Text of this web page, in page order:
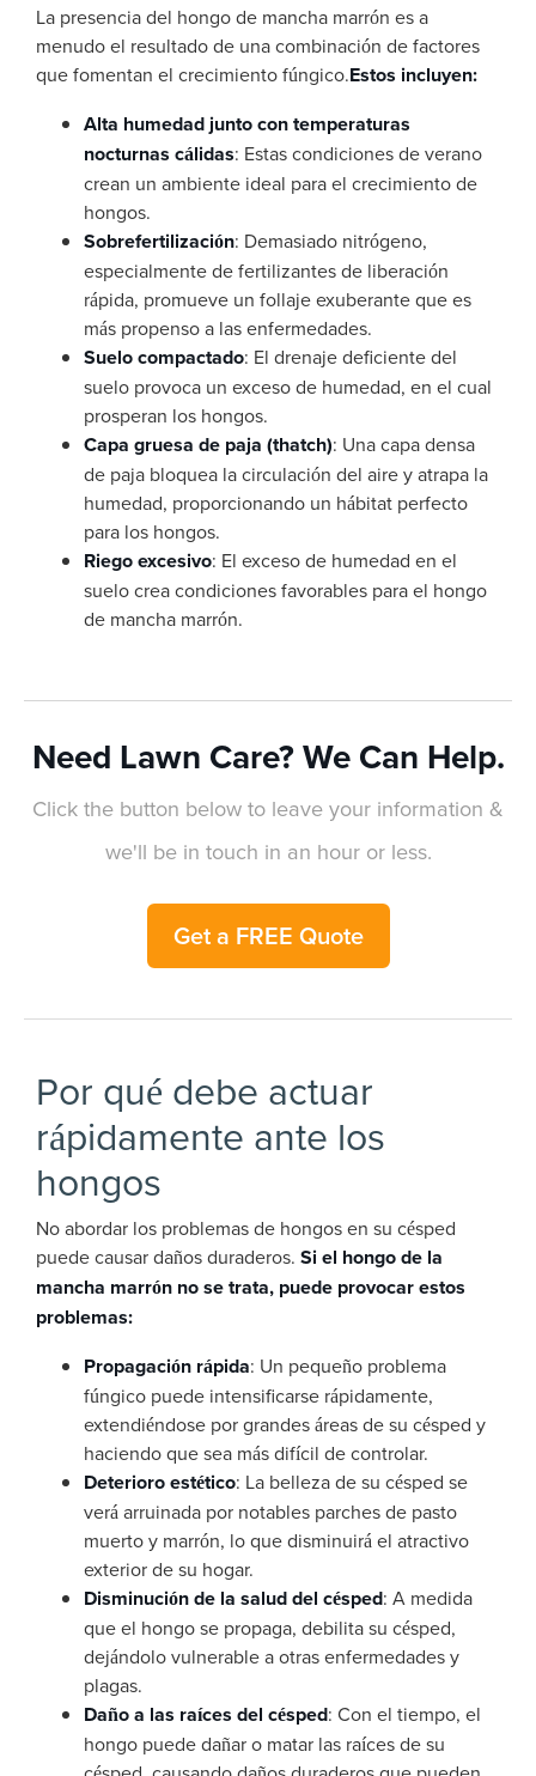
La presencia del hongo de mancha marrón es a
menudo el resultado de una combinación de factores
que fomentan el crecimiento fúngico.Estos incluyen:
Alta humedad junto con temperaturas
nocturnas cálidas: Estas condiciones de verano
crean un ambiente ideal para el crecimiento de
hongos.
Sobrefertilización: Demasiado nitrógeno,
especialmente de fertilizantes de liberación
rápida, promueve un follaje exuberante que es
más propenso a las enfermedades.
Suelo compactado: El drenaje deficiente del
suelo provoca un exceso de humedad, en el cual
prosperan los hongos.
Capa gruesa de paja (thatch): Una capa densa
de paja bloquea la circulación del aire y atrapa la
humedad, proporcionando un hábitat perfecto
para los hongos.
Riego excesivo: El exceso de humedad en el
suelo crea condiciones favorables para el hongo
de mancha marrón.
Need Lawn Care? We Can Help.
Click the button below to leave your information &
we'll be in touch in an hour or less.
Get a FREE Quote
Por qué debe actuar
rápidamente ante los
hongos
No abordar los problemas de hongos en su césped
puede causar daños duraderos. Si el hongo de la
mancha marrón no se trata, puede provocar estos
problemas:
Propagación rápida: Un pequeño problema
fúngico puede intensificarse rápidamente,
extendiéndose por grandes áreas de su césped y
haciendo que sea más difícil de controlar.
Deterioro estético: La belleza de su césped se
verá arruinada por notables parches de pasto
muerto y marrón, lo que disminuirá el atractivo
exterior de su hogar.
Disminución de la salud del césped: A medida
que el hongo se propaga, debilita su césped,
dejándolo vulnerable a otras enfermedades y
plagas.
Daño a las raíces del césped: Con el tiempo, el
hongo puede dañar o matar las raíces de su